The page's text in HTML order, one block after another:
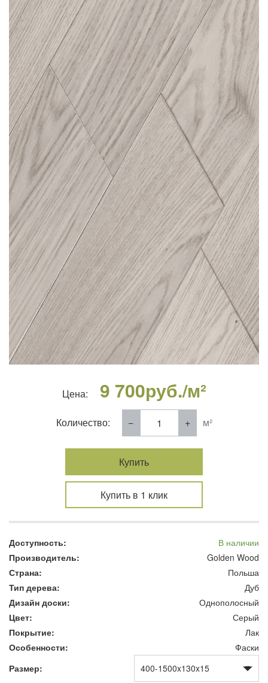
Цена: 9 700руб./м²
Количество: м²
Купить
Купить в 1 клик
Доступность:
В наличии
Производитель:
Golden Wood
Страна:
Польша
Тип дерева:
Дуб
Дизайн доски:
Однополосный
Цвет:
Серый
Покрытие:
Лак
Особенности:
Фаски
Размер: